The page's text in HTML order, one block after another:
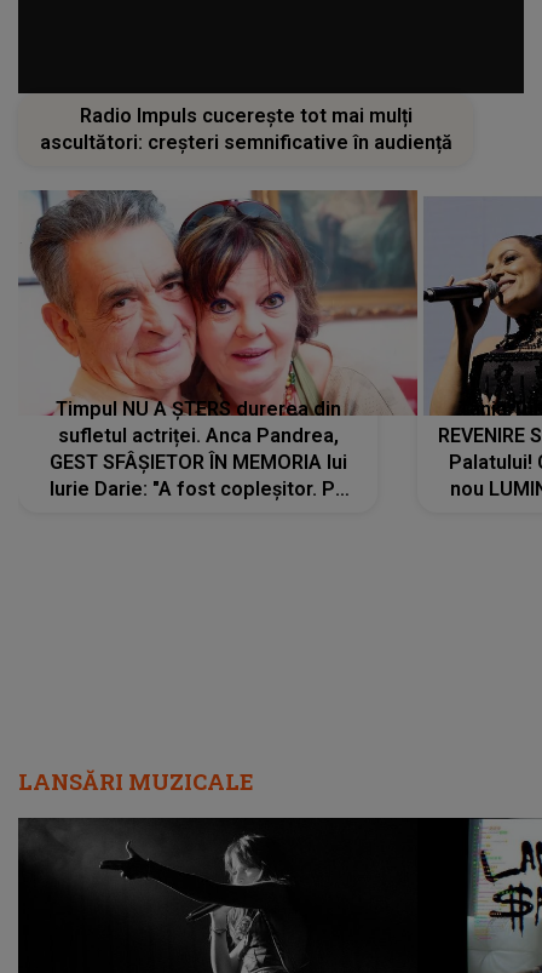
Radio Impuls cucerește tot mai mulți
ascultători: creșteri semnificative în audiență
Timpul NU A ȘTERS durerea din
sufletul actriței. Anca Pandrea,
GEST SFÂȘIETOR ÎN MEMORIA lui
Iurie Darie: "A fost copleșitor. Pe
Tania
REVENIRE
Palatului!
nou
LANSĂRI MUZICALE